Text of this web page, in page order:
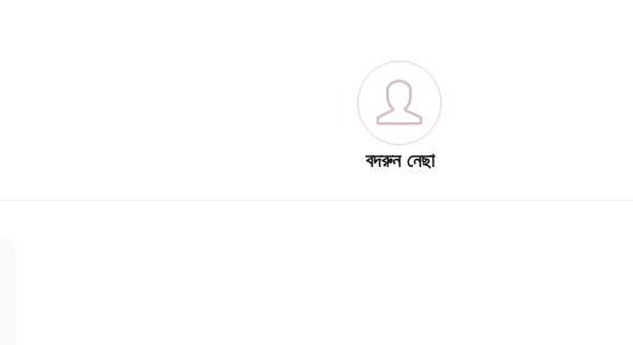
বদরুন নেছা